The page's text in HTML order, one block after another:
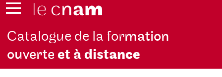
Catalogue de la formation
ouverteet à distance